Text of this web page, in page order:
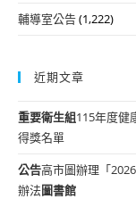
輔導室公告(1,222)
近期文章
重要衛生組115年度健
得獎名單
公告高市圖辦理「
辦法圖書館